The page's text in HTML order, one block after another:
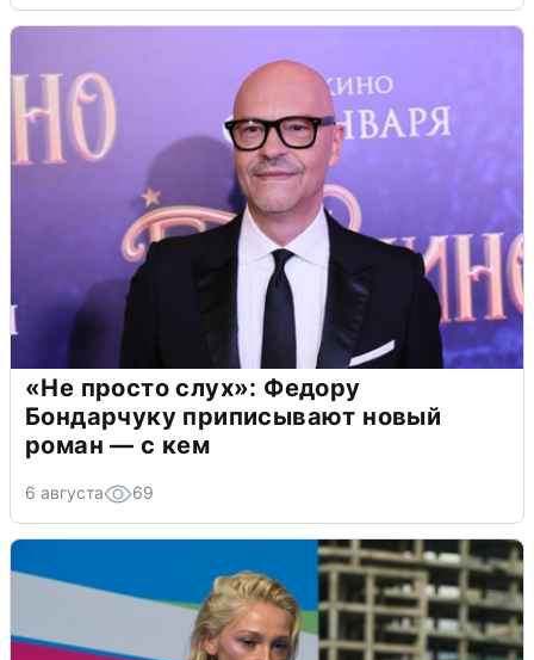
«Не просто слух»: Федору
Бондарчуку приписывают новый
роман — с кем
6 августа 69